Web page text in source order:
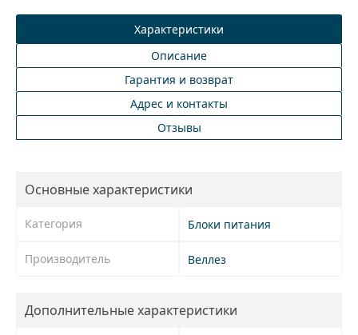
Характеристики
Описание
Гарантия и возврат
Адрес и контакты
Отзывы
Основные характеристики
Категория Блоки питания
Производитель Веллез
Дополнительные характеристики